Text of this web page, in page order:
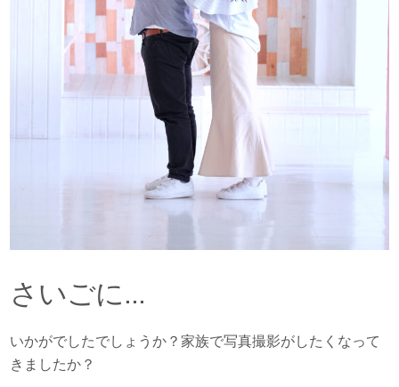
さいごに...
いかがでしたでしょうか？家族で写真撮影がしたくなって
きましたか？